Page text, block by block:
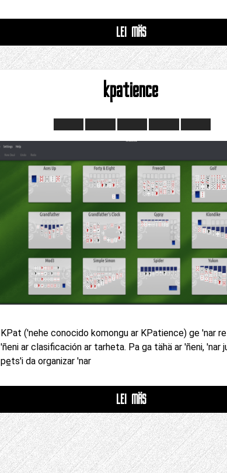
LEI MÄS
kpatience
KPat ('nehe conocido komongu ar KPatience) ge 'nar
'ñeni ar clasificación ar tarheta. Pa ga tähä ar 'ñeni, 'nar
pe̲ts'i da organizar 'nar
LEI MÄS